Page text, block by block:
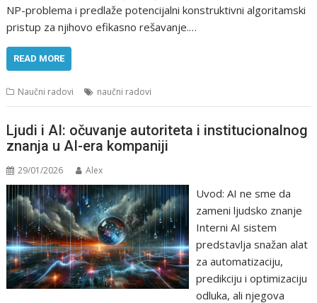
NP-problema i predlaže potencijalni konstruktivni algoritamski
pristup za njihovo efikasno rešavanje.…
READ MORE
Naučni radovi naučni radovi
Ljudi i AI: očuvanje autoriteta i institucionalnog
znanja u AI-era kompaniji
29/01/2026 Alex
Uvod: AI ne sme da
zameni ljudsko znanje
Interni AI sistem
predstavlja snažan alat
za automatizaciju,
predikciju i optimizaciju
odluka, ali njegova